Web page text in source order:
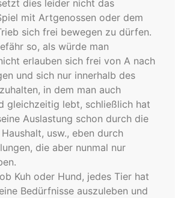
dies leider nicht das
mit Artgenossen oder dem
sich frei bewegen zu dürfen.
so, als würde man
erlauben sich frei von A nach
und sich nur innerhalb des
in dem man auch
gleichzeitig lebt, schließlich hat
Auslastung schon durch die
usw., eben durch
die aber nunmal nur
Kuh oder Hund, jedes Tier hat
Bedürfnisse auszuleben und